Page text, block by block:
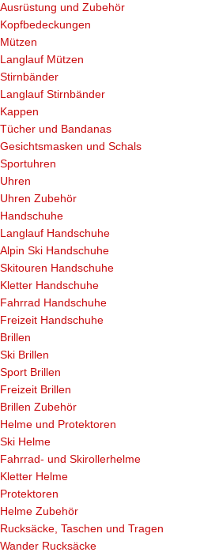
Ausrüstung und Zubehör
Kopfbedeckungen
Mützen
Langlauf Mützen
Stirnbänder
Langlauf Stirnbänder
Kappen
Tücher und Bandanas
Gesichtsmasken und Schals
Sportuhren
Uhren
Uhren Zubehör
Handschuhe
Langlauf Handschuhe
Alpin Ski Handschuhe
Skitouren Handschuhe
Kletter Handschuhe
Fahrrad Handschuhe
Freizeit Handschuhe
Brillen
Ski Brillen
Sport Brillen
Freizeit Brillen
Brillen Zubehör
Helme und Protektoren
Ski Helme
Fahrrad- und Skirollerhelme
Kletter Helme
Protektoren
Helme Zubehör
Rucksäcke, Taschen und Tragen
Wander Rucksäcke